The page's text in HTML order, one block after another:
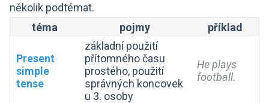
několik podtémat.
téma
pojmy příklad
Present
simple
tense
základní použití
přítomného času
prostého, použití
správných koncovek
u 3. osoby
He plays
football.